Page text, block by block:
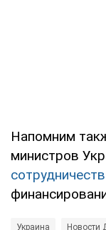
Напомним
министров
Украина Новости